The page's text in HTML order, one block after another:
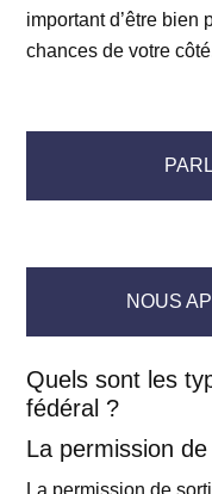
important d’être bien
chances de votre
NOUS
Quels sont les
fédéral ?
La permission
La permission de